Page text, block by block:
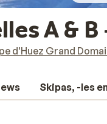
A &
d'Huez Grand
Skipas, -les